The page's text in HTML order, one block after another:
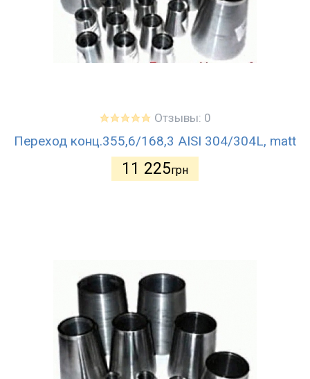
Отзывы: 0
Переход конц.355,6/168,3 AISI 304/304L, matt
11 225грн